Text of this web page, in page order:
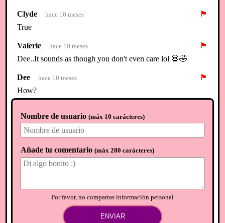
Clyde hace 10 meses
🏴
True
Valerie hace 10 meses
🏴
Dee..It sounds as though you don't even care lol 💀🤣
Dee hace 10 meses
🏴
How?
I will stick around to much work on my island
Nombre de usuario (máx 10 carácteres)
Añade tu comentario (máx 280 carácteres)
Por favor, no compartas información personal
ENVIAR